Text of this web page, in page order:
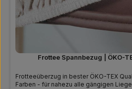
Frottee Spannbezug | ÖKO-
Frotteeüberzug in bester ÖKO-TEX
Farben - für nahezu alle gängigen